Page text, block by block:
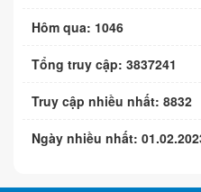
Hôm qua: 1046
Tổng truy cập: 3837241
Truy cập nhiều nhất: 8832
Ngày nhiều nhất: